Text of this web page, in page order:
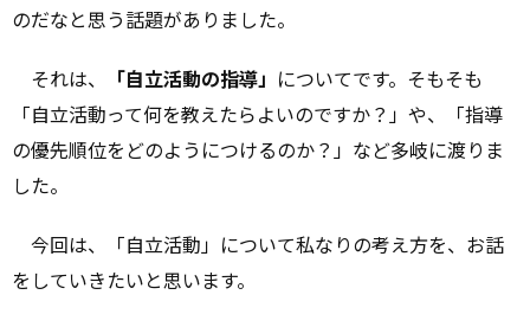
のだなと思う話題がありました。
それは、 「自立活動の指導」 についてです。そもそも
「自立活動って何を教えたらよいのですか？」や、「指導
の優先順位をどのようにつけるのか？」など多岐に渡りま
した。
今回は、「自立活動」について私なりの考え方を、お話
をしていきたいと思います。